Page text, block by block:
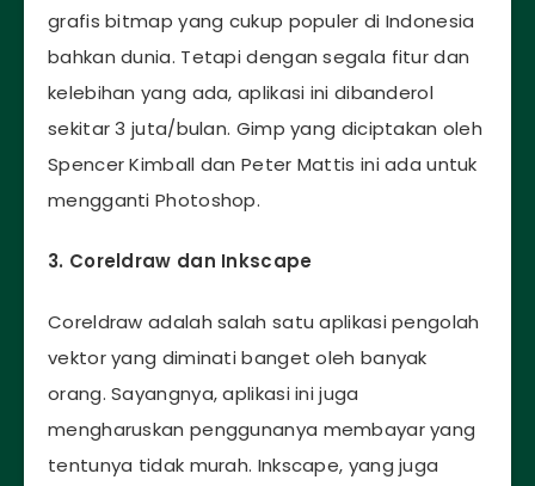
grafis bitmap yang cukup populer di Indonesia
bahkan dunia. Tetapi dengan segala fitur dan
kelebihan yang ada, aplikasi ini dibanderol
sekitar 3 juta/bulan. Gimp yang diciptakan oleh
Spencer Kimball dan Peter Mattis ini ada untuk
mengganti Photoshop.
3. Coreldraw dan Inkscape
Coreldraw adalah salah satu aplikasi pengolah
vektor yang diminati banget oleh banyak
orang. Sayangnya, aplikasi ini juga
mengharuskan penggunanya membayar yang
tentunya tidak murah. Inkscape, yang juga